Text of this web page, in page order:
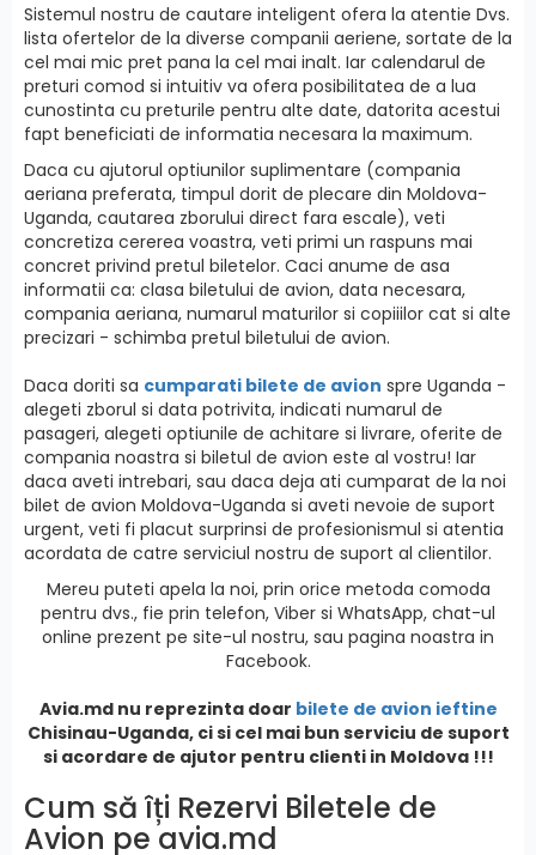
Sistemul nostru de cautare inteligent ofera la atentie Dvs.
lista ofertelor de la diverse companii aeriene, sortate de la
cel mai mic pret pana la cel mai inalt. Iar calendarul de
preturi comod si intuitiv va ofera posibilitatea de a lua
cunostinta cu preturile pentru alte date, datorita acestui
fapt beneficiati de informatia necesara la maximum.
Daca cu ajutorul optiunilor suplimentare (compania
aeriana preferata, timpul dorit de plecare din Moldova-
Uganda, cautarea zborului direct fara escale), veti
concretiza cererea voastra, veti primi un raspuns mai
concret privind pretul biletelor. Caci anume de asa
informatii ca: clasa biletului de avion, data necesara,
compania aeriana, numarul maturilor si copiiilor cat si alte
precizari - schimba pretul biletului de avion.
Daca doriti sa cumparati bilete de avion spre Uganda -
alegeti zborul si data potrivita, indicati numarul de
pasageri, alegeti optiunile de achitare si livrare, oferite de
compania noastra si biletul de avion este al vostru! Iar
daca aveti intrebari, sau daca deja ati cumparat de la noi
bilet de avion Moldova-Uganda si aveti nevoie de suport
urgent, veti fi placut surprinsi de profesionismul si atentia
acordata de catre serviciul nostru de suport al clientilor.
Mereu puteti apela la noi, prin orice metoda comoda
pentru dvs., fie prin telefon, Viber si WhatsApp, chat-ul
online prezent pe site-ul nostru, sau pagina noastra in
Facebook.
Avia.md nu reprezinta doar bilete de avion ieftine
Chisinau-Uganda, ci si cel mai bun serviciu de suport
si acordare de ajutor pentru clienti in Moldova !!!
Cum să îți Rezervi Biletele de
Avion pe avia.md